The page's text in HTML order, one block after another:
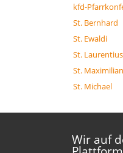
kfd-
St. Bernhard
St. Ewaldi
St. Laurentius
St. Maximilian
St. Michael
Wir auf